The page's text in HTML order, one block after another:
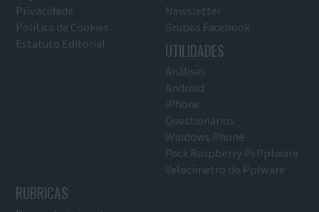
Privacidade
Política de Cookies
Estatuto Editorial
Newsletter
Grupos Facebook
UTILIDADES
Análises
Android
iPhone
Questionários
Windows Phone
Pack Raspberry Pi Pplware
Velocímetro do Pplware
RUBRICAS